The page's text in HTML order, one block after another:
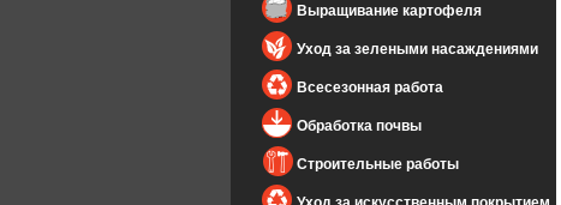
Выращивание картофеля
Уход за зелеными насаждениями
Всесезонная работа
Обработка почвы
Строительные работы